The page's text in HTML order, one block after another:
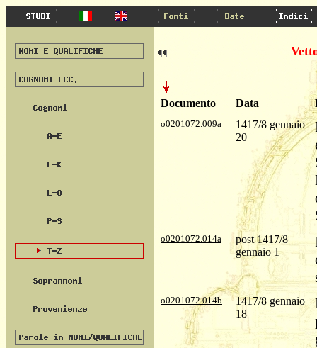
Documento Data
o0201072.009a
1417/8 gennaio
20
o0201072.014a
post 1417/8
gennaio 1
o0201072.014b
1417/8 gennaio
18